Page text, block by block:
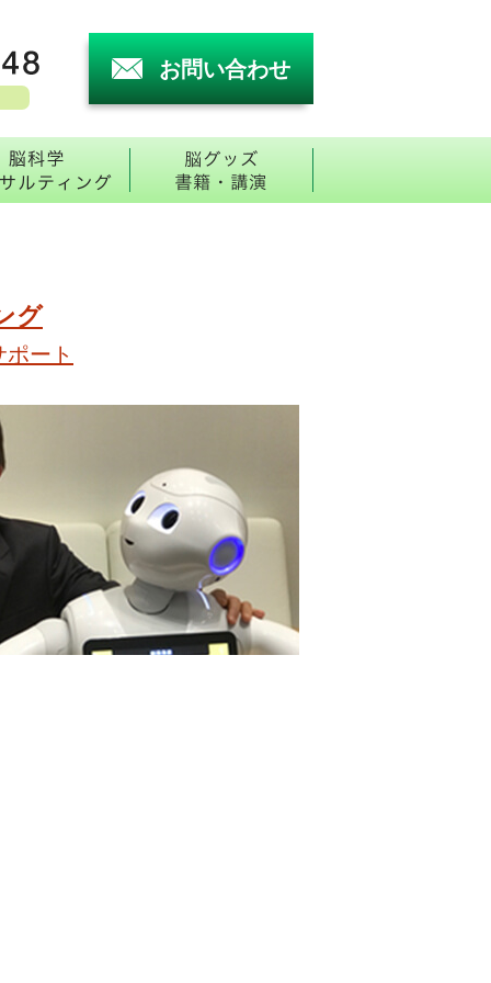
お問い合わせ
と脳検査
で受診脳番地診断脳科学コンサルティング
グ
ート